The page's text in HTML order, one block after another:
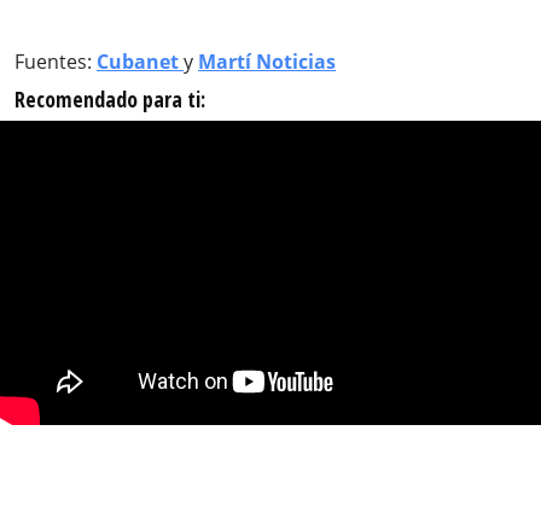
Fuentes: Cubanety Martí Noticias
Recomendado para ti: